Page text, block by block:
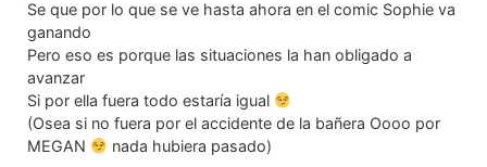
Se que por lo que se ve hasta ahora en el comic Sophie va
ganando
Pero eso es porque las situaciones la han obligado a
avanzar
Si por ella fuera todo estaría igual
(Osea si no fuera por el accidente de la bañera Oooo por
MEGAN
nada hubiera pasado)